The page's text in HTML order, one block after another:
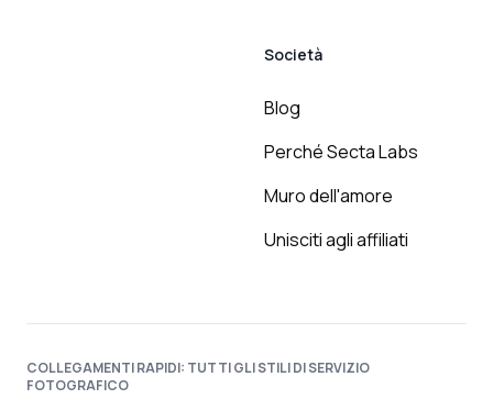
Società
Blog
Perché Secta Labs
Muro dell'amore
Unisciti agli affiliati
COLLEGAMENTI RAPIDI: TUTTI GLI STILI DI SERVIZIO
FOTOGRAFICO